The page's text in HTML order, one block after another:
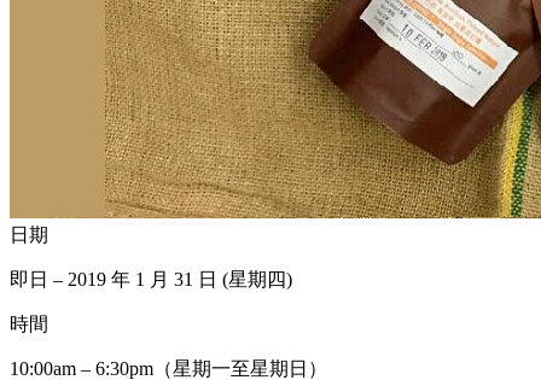
日期
即日 – 2019 年 1 月 31 日 (星期四)
時間
10:00am – 6:30pm（星期一至星期日）